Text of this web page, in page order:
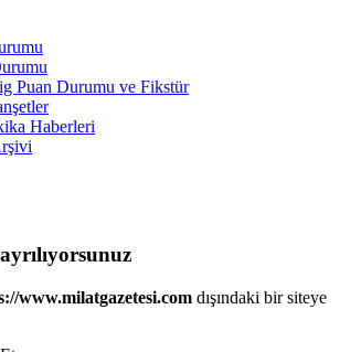
Puan Durumu ve Fikstür
Haberleri
www.milatgazetesi.com dışındaki bir siteye